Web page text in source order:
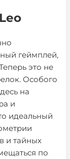
геймплей,
это не
Особого
на
и
идеальный
и тайных
по